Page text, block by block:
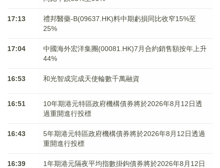
17:13
禮邦醫藥-B(09637.HK)料中期虧損同比收窄15%至
25%
17:04
中國海外宏洋集團(00081.HK)7月合約銷售額按年上升
44%
16:53 和光智成完成天使輪數千萬融資
16:51
10年期港元特區政府機構債券將於2026年8月12日透
過重開進行投標
16:43
5年期港元特區政府機構債券將於2026年8月12日透過
重開進行投標
16:39
1年期港元隔夜平均指數掛鉤債券將於2026年8月12日